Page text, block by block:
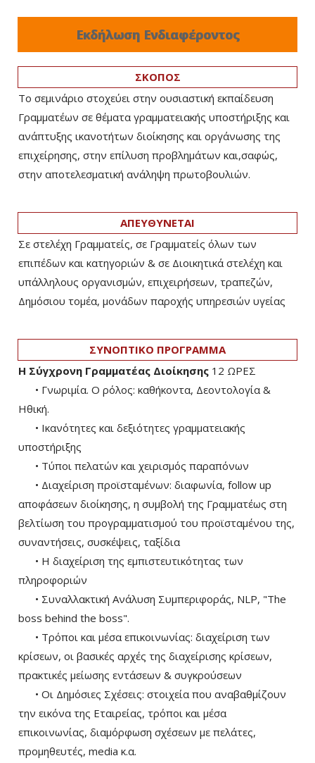
Εκδήλωση Ενδιαφέροντος
ΣΚΟΠΟΣ
Το σεμινάριο στοχεύει στην ουσιαστική εκπαίδευση
Γραμματέων σε θέματα γραμματειακής υποστήριξης και
ανάπτυξης ικανοτήτων διοίκησης και οργάνωσης της
επιχείρησης, στην επίλυση προβλημάτων και,σαφώς,
στην αποτελεσματική ανάληψη πρωτοβουλιών.
ΑΠΕΥΘΥΝΕΤΑΙ
Σε στελέχη Γραμματείς, σε Γραμματείς όλων των
επιπέδων και κατηγοριών & σε Διοικητικά στελέχη και
υπάλληλους οργανισμών, επιχειρήσεων, τραπεζών,
Δημόσιου τομέα, μονάδων παροχής υπηρεσιών υγείας
ΣΥΝΟΠΤΙΚΟ ΠΡΟΓΡΑΜΜΑ
Η Σύγχρονη Γραμματέας Διοίκησης 12 ΩΡΕΣ
• Γνωριμία. Ο ρόλος: καθήκοντα, Δεοντολογία &
Ηθική.
• Ικανότητες και δεξιότητες γραμματειακής
υποστήριξης
• Τύποι πελατών και χειρισμός παραπόνων
• Διαχείριση προϊσταμένων: διαφωνία, follow up
αποφάσεων διοίκησης, η συμβολή της Γραμματέως στη
βελτίωση του προγραμματισμού του προϊσταμένου της,
συναντήσεις, συσκέψεις, ταξίδια
• Η διαχείριση της εμπιστευτικότητας των
πληροφοριών
• Συναλλακτική Ανάλυση Συμπεριφοράς, ΝLP, "The
boss behind the boss".
• Τρόποι και μέσα επικοινωνίας: διαχείριση των
κρίσεων, οι βασικές αρχές της διαχείρισης κρίσεων,
πρακτικές μείωσης εντάσεων & συγκρούσεων
• Οι Δημόσιες Σχέσεις: στοιχεία που αναβαθμίζουν
την εικόνα της Εταιρείας, τρόποι και μέσα
επικοινωνίας, διαμόρφωση σχέσεων με πελάτες,
προμηθευτές, media κ.α.